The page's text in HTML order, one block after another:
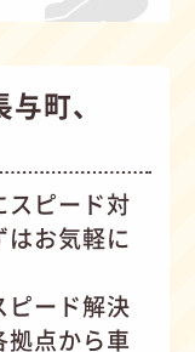
町、
スピード対
はお気軽に
ピード解決
拠点から車